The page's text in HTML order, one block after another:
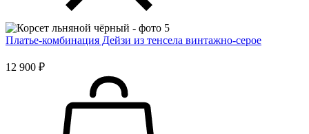
Платье-комбинация Дейзи из тенсела винтажно-серое
12 900 ₽